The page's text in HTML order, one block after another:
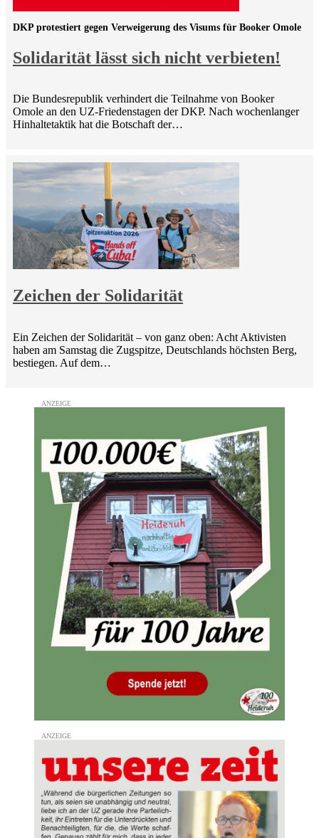
Solidarität lässt sich nicht verbieten!
DKP protestiert gegen Verweigerung des Visums für Booker Omole
Die Bundesrepublik verhindert die Teilnahme von Booker
Omole an den UZ-Friedenstagen der DKP. Nach wochenlanger
Hinhaltetaktik hat die Botschaft der…
Zeichen der Solidarität
Ein Zeichen der Solidarität – von ganz oben: Acht Aktivisten
haben am Samstag die Zugspitze, Deutschlands höchsten Berg,
bestiegen. Auf dem…